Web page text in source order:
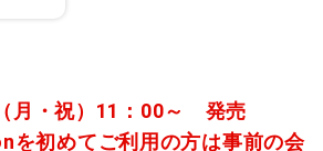
月・祝）11：00～ 発売
初めてご利用の方は事前の会